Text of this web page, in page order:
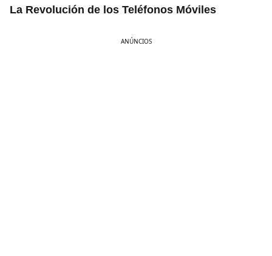
La Revolución de los Teléfonos Móviles
ANÚNCIOS